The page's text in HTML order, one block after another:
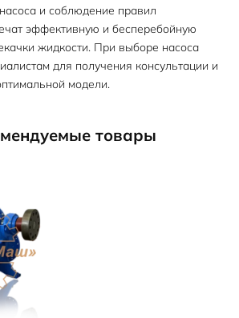
и соблюдение правил
эффективную и бесперебойную
жидкости. При выборе насоса
для получения консультации и
модели.
товары